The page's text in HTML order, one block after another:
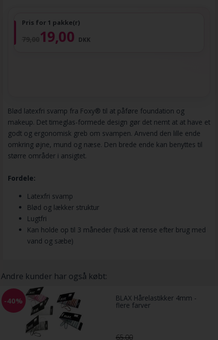
Pris for 1 pakke(r)
19,00 DKK
Blød latexfri svamp fra Foxy® til at påføre foundation og
makeup. Det timeglas-formede design gør det nemt at at have et
godt og ergonomisk greb om svampen. Anvend den lille ende
omkring øjne, mund og næse. Den brede ende kan benyttes til
større områder i ansigtet.
Fordele:
Latexfri svamp
Blød og lækker struktur
Lugtfri
Kan holde op til 3 måneder (husk at rense efter brug med
vand og sæbe)
Andre kunder har også købt:
-40% BLAX Hårelastikker 4mm -
flere farver
65,00